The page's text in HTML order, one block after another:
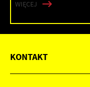
WIĘCEJ
KONTAKT